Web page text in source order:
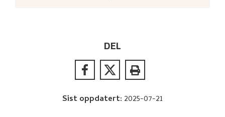
DEL
Sist oppdatert: 2025-07-21